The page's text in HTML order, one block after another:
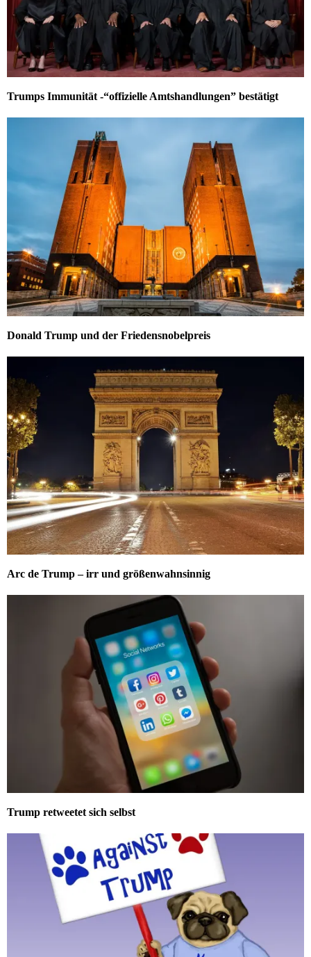
Trumps Immunität -“offizielle Amtshandlungen” bestätigt
Donald Trump und der Friedensnobelpreis
Arc de Trump – irr und größenwahnsinnig
Trump retweetet sich selbst